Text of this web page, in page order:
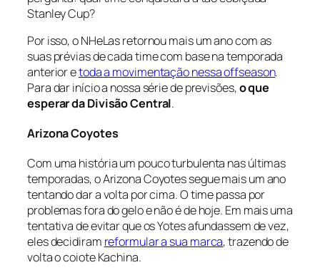
Stanley Cup?
Por isso, o NHeLas retornou mais um ano com as
suas prévias de cada time com base na temporada
anterior etoda a movimentação nessaoffseason.
Para dar início a nossa série de previsões,o que
esperar da Divisão Central.
Arizona Coyotes
Com uma história um pouco turbulenta nas últimas
temporadas, o Arizona Coyotes segue mais um ano
tentando dar a volta por cima. O time passa por
problemas fora do gelo e não é de hoje. Em mais uma
tentativa de evitar que os Yotes afundassem de vez,
eles decidiram reformular a sua marca, trazendo de
volta o coiote Kachina.